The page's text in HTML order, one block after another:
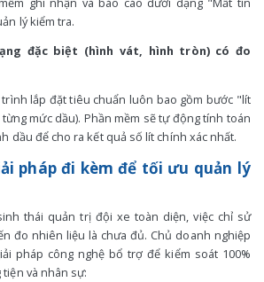
lý kiểm tra.
đặc biệt (hình vát, hình tròn) có đo
lắp đặt tiêu chuẩn luôn bao gồm bước "lít
mức dầu). Phần mềm sẽ tự động tính toán
dầu để cho ra kết quả số lít chính xác nhất.
pháp đi kèm để tối ưu quản lý
thái quản trị đội xe toàn diện, việc chỉ sử
đo nhiên liệu là chưa đủ. Chủ doanh nghiệp
pháp công nghệ bổ trợ để kiểm soát 100%
và nhân sự: